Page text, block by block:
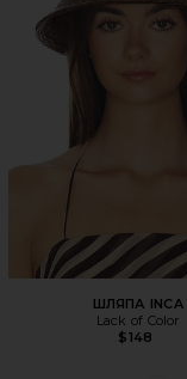
ШЛЯПА INCA
Lack of Color
$148